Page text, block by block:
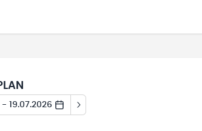
- 19.07.2026